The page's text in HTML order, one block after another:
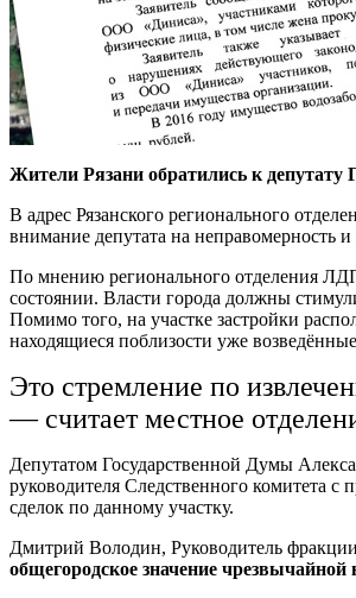
Жители Рязани обратились к депутату
В адрес Рязанского регионального
внимание депутата на неправомерность
По мнению регионального отделения
состоянии. Власти города должны
Помимо того, на участке застройки
находящиеся поблизости уже
Это стремление по
— считает местное
Депутатом Государственной Думы
руководителя Следственного комитета
сделок по данному участку.
Дмитрий Володин, Руководитель
общегородское значение чрезвычайной